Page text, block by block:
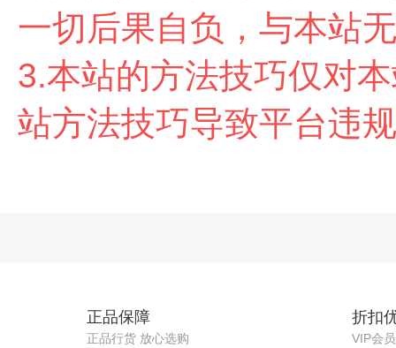
一切后果自负，与本站
3.本站的方法技巧仅对
站方法技巧导致平台违
正品保障
正品行货 放心选购
折扣
VIP会